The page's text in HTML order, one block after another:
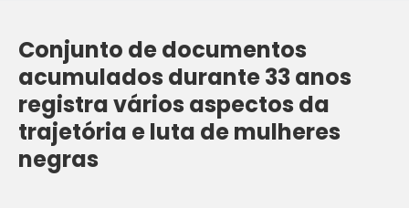
Conjunto de documentos
acumulados durante 33 anos
registra vários aspectos da
trajetória e luta de mulheres
negras